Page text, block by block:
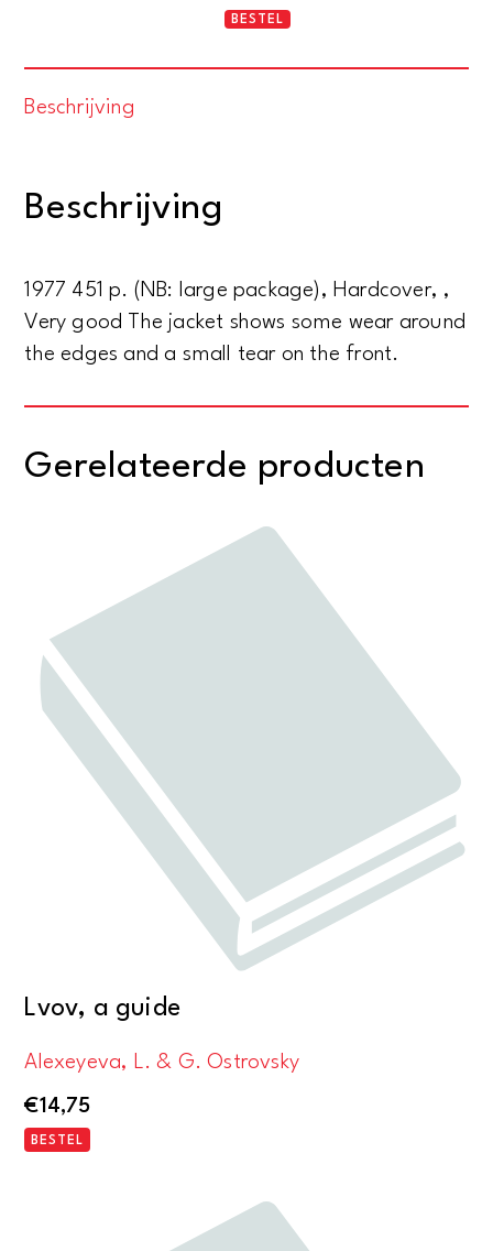
The
400-
1200
AD
BESTEL
Beschrijving
Beschrijving
1977 451 p. (NB: large package), Hardcover, ,
Very good The jacket shows some wear around
the edges and a small tear on the front.
Gerelateerde producten
Lvov, a guide
Alexeyeva, L. & G. Ostrovsky
€14,75
BESTEL